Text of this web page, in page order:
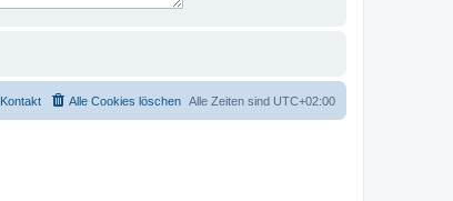
Alle Zeiten sind UTC+02:00
Alle Cookies löschen
Kontakt